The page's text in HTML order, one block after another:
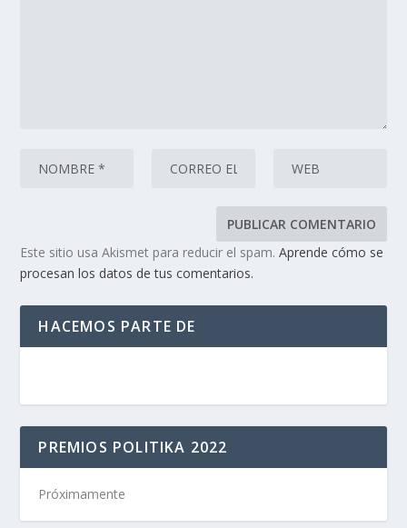
Este sitio usa Akismet para reducir el spam.Aprende cómo se
procesan los datos de tus comentarios.
HACEMOS PARTE DE
PREMIOS POLITIKA 2022
Próximamente